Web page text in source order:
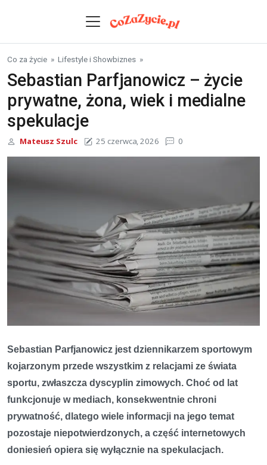
Co za życie » Lifestyle i Showbiznes »
Sebastian Parfjanowicz – życie
prywatne, żona, wiek i medialne
spekulacje
Mateusz Szulc 25 czerwca, 2026 0
Sebastian Parfjanowicz jest dziennikarzem sportowym
kojarzonym przede wszystkim z relacjami ze świata
sportu, zwłaszcza dyscyplin zimowych. Choć od lat
funkcjonuje w mediach, konsekwentnie chroni
prywatność, dlatego wiele informacji na jego temat
pozostaje niepotwierdzonych, a część internetowych
doniesień opiera się wyłącznie na spekulacjach.